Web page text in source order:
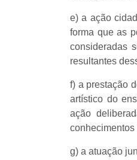
e) a ação
forma que as
consideradas
resultantes
f) a prestação
artístico do
ação
conhecimentos
g) a atuação